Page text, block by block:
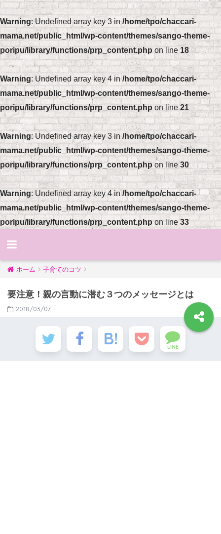
Warning: Undefined array key 3 in/home/tpo/chaccari-
mama.net/public_html/wp-content/themes/sango-theme-
poripu/library/functions/prp_content.php on line 18
Warning: Undefined array key 4 in/home/tpo/chaccari-
mama.net/public_html/wp-content/themes/sango-theme-
poripu/library/functions/prp_content.php on line21
Warning: Undefined array key 3 in /home/tpo/chaccari-
mama.net/public_html/wp-content/themes/sango-theme-
poripu/library/functions/prp_content.phpon line30
Warning: Undefined array key 4 in/home/tpo/chaccari-
mama.net/public_html/wp-content/themes/sango-theme-
poripu/library/functions/prp_content.phpon line33
ホーム 子育てのコツ
要注意！親の言動に潜む３つのメッセージとは
2018/03/07
LINE